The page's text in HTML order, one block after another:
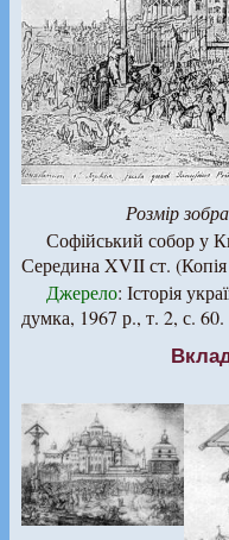
Розмір
Софійський собор у
Середина XVII ст.
Джерело: Історія
думка, 1967 р., т. 2, с. 60.